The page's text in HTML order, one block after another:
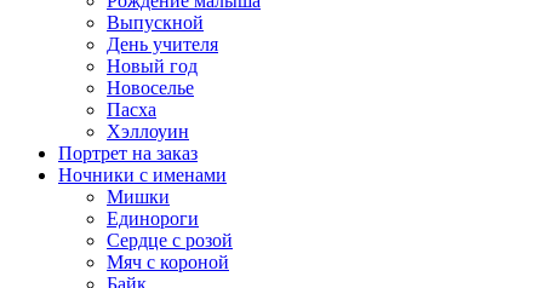
Выпускной
День учителя
Новый год
Новоселье
Пасха
Хэллоуин
Портрет на заказ
Ночники с именами
Мишки
Единороги
Сердце с розой
Мяч с короной
Байк